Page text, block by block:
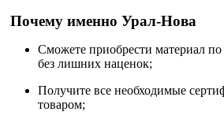
Почему именно Урал-Нова
Сможете приобрести материал по
без лишних наценок;
Получите все необходимые
товаром;